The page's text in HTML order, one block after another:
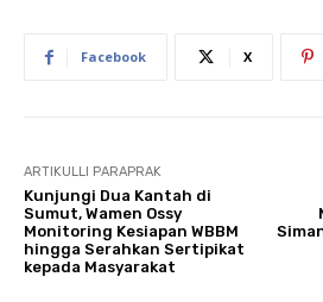
Facebook X
ARTIKULLI PARAPRAK
Kunjungi Dua Kantah di
Sumut, Wamen Ossy
Monitoring Kesiapan WBBM
hingga Serahkan Sertipikat
kepada Masyarakat